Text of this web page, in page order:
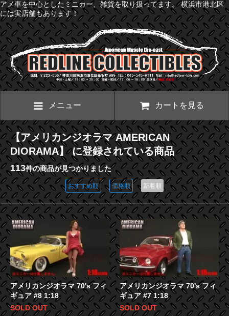
アメ車を中心としたミニカー、雑貨を取り扱ってます。 横浜市港北区
には実店舗もあります！
メニュー カートを見る
【アメリカンジオラマ AMERICAN
DIORAMA】 に登録されている商品
113件の商品が見つかりました
おすすめ順 価格順 新着順
アメリカンジオラマ 70's フィ
ギュア #8 1:18
SOLD OUT
アメリカンジオラマ 70's フィ
ギュア #7 1:18
SOLD OUT